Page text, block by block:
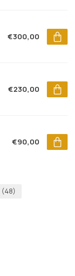
€300,00
€230,00
€90,00
(48)